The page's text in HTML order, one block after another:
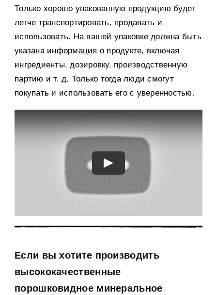
Только хорошо упакованную продукцию будет
легче транспортировать, продавать и
использовать. На вашей упаковке должна быть
указана информация о продукте, включая
ингредиенты, дозировку, производственную
партию и т. д. Только тогда люди смогут
покупать и использовать его с уверенностью.
Если вы хотите производить
высококачественные
порошковидное минеральное